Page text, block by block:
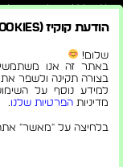
עקבו אחרינו בפייסבוק
שלחו לנו הודעה
הודעת קוקיז (Cookies)
שלום!
בצורה תקינה ולשפר את
למידע נוסף על
מדיניות הפרטיות שלנו.
בלחיצה על "מאשר" אתה